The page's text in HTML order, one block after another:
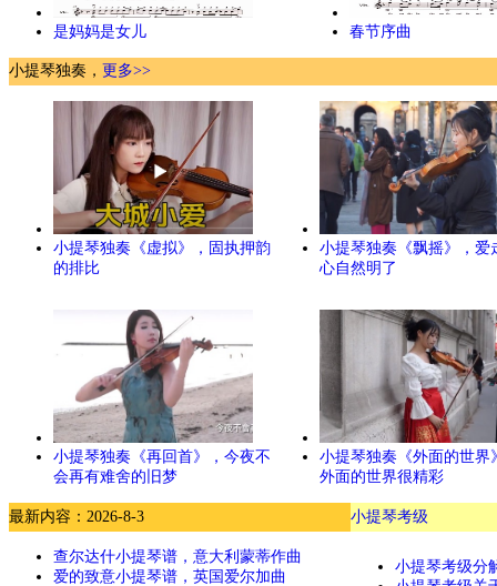
是妈妈是女儿 春节序曲
小提琴独奏， 更多>>
小提琴独奏《虚拟》，固执押韵
的排比
小提琴独奏《飘摇》，爱
心自然明了
小提琴独奏《再回首》，今夜不
会再有难舍的旧梦
小提琴独奏《外面的世界
外面的世界很精彩
最新内容：2026-8-3 小提琴考级
查尔达什小提琴谱，意大利蒙蒂作曲
爱的致意小提琴谱，英国爱尔加曲
小提琴考级分